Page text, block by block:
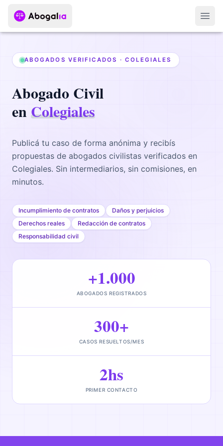
ABOGADOS VERIFICADOS · COLEGIALES
Abogado Civil
enColegiales
Publicá tu caso de forma anónima y recibís
propuestas de abogados civilistas verificados en
Colegiales. Sin intermediarios, sin comisiones, en
minutos.
Incumplimiento de contratos
Daños y perjuicios
Derechos reales
Redacción de contratos
Responsabilidad civil
+1.000
ABOGADOS REGISTRADOS
300+
CASOS RESUELTOS/MES
2hs
PRIMER CONTACTO